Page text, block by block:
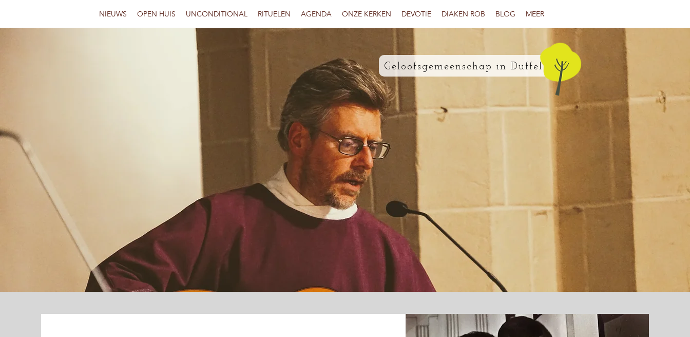
NIEUWS OPEN HUIS UNCONDITIONAL RITUELEN AGENDA ONZE KERKEN DEVOTIE DIAKEN ROB BLOG MEER
Geloofsgemeenschap in Duffel